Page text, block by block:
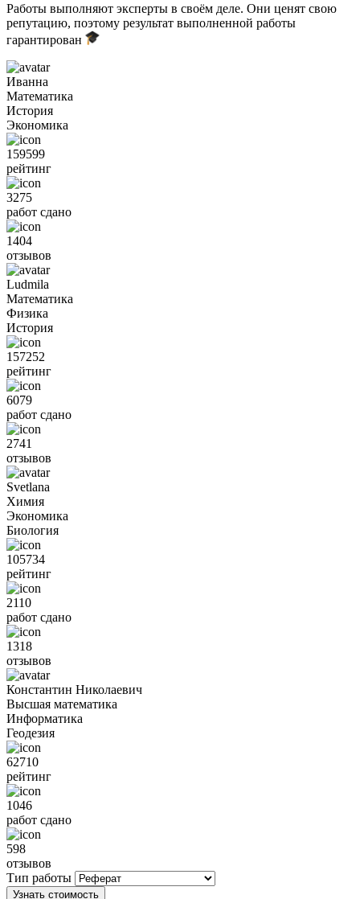
Работы выполняют эксперты в своём деле. Они ценят свою
репутацию, поэтому результат выполненной работы
гарантирован
Иванна
Математика
История
Экономика
159599
рейтинг
3275
работ сдано
1404
отзывов
Ludmila
Математика
Физика
История
157252
рейтинг
6079
работ сдано
2741
отзывов
Svetlana
Химия
Экономика
Биология
105734
рейтинг
2110
работ сдано
1318
отзывов
Константин Николаевич
Высшая математика
Информатика
Геодезия
62710
рейтинг
1046
работ сдано
598
отзывов
Тип работы
Узнать стоимость